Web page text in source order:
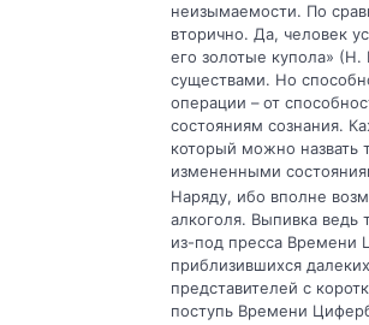
неизымаемости. По
вторично. Да, человек
его зо­лотые купола»
существами. Но
операции – от
состояниям созна­ния.
который можно назвать
измененными
Наряду, ибо вполне
алкоголя. Выпивка ведь
из-под пресса Вре­мени
приблизившихся
представителей с
поступь Времени